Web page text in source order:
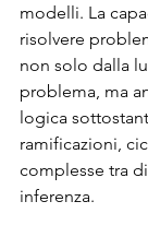
modelli. La
risolvere
non solo dalla
problema, ma
logica
ramificazioni,
complesse tra
inferenza.